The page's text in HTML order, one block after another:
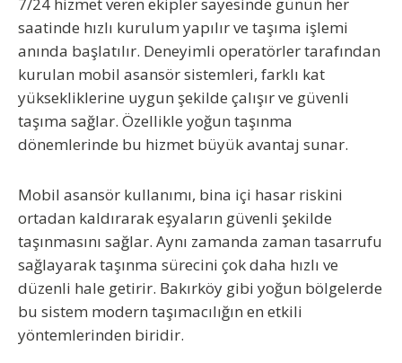
saatinde hızlı kurulum yapılır ve taşıma işlemi
anında başlatılır. Deneyimli operatörler tarafından
kurulan mobil asansör sistemleri, farklı kat
yüksekliklerine uygun şekilde çalışır ve güvenli
taşıma sağlar. Özellikle yoğun taşınma
dönemlerinde bu hizmet büyük avantaj sunar.
Mobil asansör kullanımı, bina içi hasar riskini
ortadan kaldırarak eşyaların güvenli şekilde
taşınmasını sağlar. Aynı zamanda zaman tasarrufu
sağlayarak taşınma sürecini çok daha hızlı ve
düzenli hale getirir. Bakırköy gibi yoğun bölgelerde
bu sistem modern taşımacılığın en etkili
yöntemlerinden biridir.